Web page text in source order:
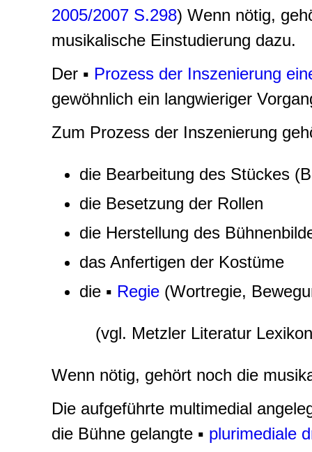
2005/2007 S.298) Wenn nötig,
musikalische Einstudierung dazu.
Der ▪ Prozess der Inszenierung
gewöhnlich ein langwieriger
Zum Prozess der Inszenierung
die Bearbeitung des Stückes
die Besetzung der Rollen
die Herstellung des
das Anfertigen der Kostüme
die ▪ Regie (Wortregie,
(vgl. Metzler Literatur
Wenn nötig, gehört noch die
Die aufgeführte multimedial
die Bühne gelangte ▪ plurimediale